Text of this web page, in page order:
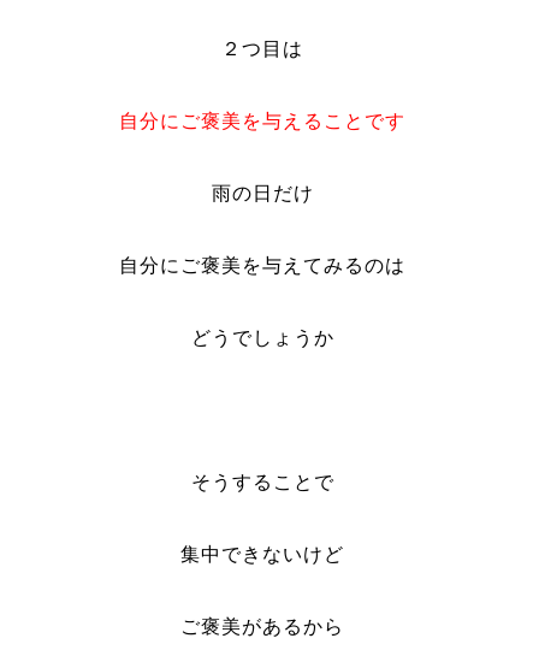
２つ目は
自分にご褒美を与えることです
雨の日だけ
自分にご褒美を与えてみるのは
どうでしょうか
そうすることで
集中できないけど
ご褒美があるから